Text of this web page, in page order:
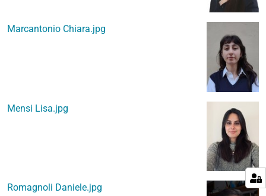
Marcantonio Chiara.jpg
Mensi Lisa.jpg
Romagnoli Daniele.jpg